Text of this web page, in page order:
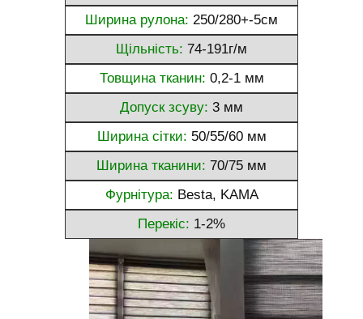
Ширина рулона: 250/280+-5см
Щільність: 74-191г/м
Товщина тканин: 0,2-1 мм
Допуск зсуву: 3 мм
Ширина сітки: 50/55/60 мм
Ширина тканини: 70/75 мм
Фурнітура: Besta, KAMA
Перекіс: 1-2%